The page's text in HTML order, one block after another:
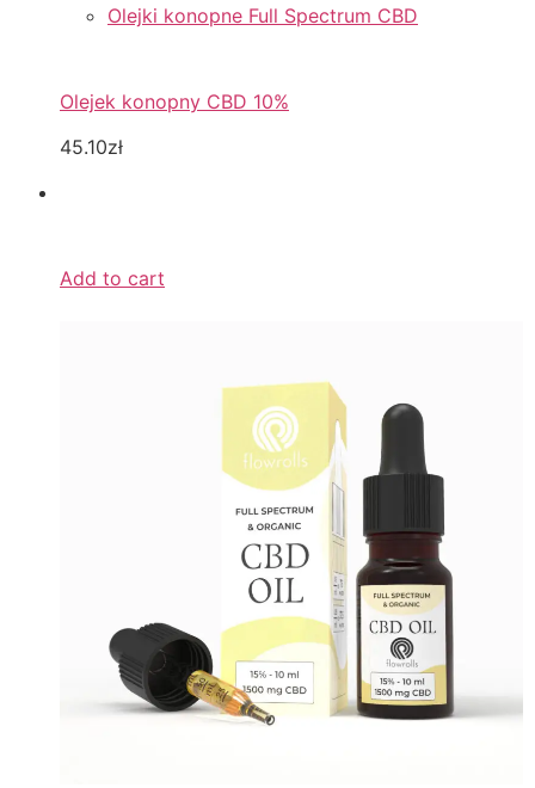
Olejki konopne Full Spectrum CBD
Olejek konopny CBD 10%
45.10zł
Add to cart